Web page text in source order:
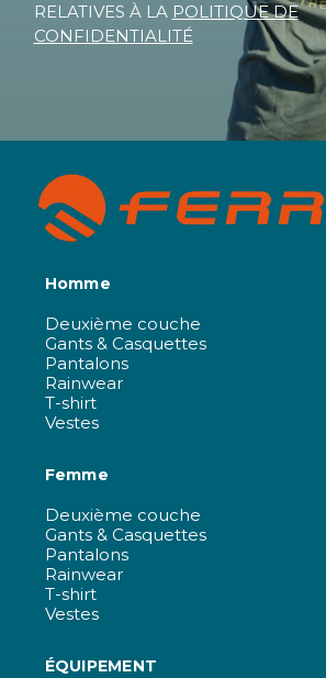
RELATIVES À LA POLITIQUE DE
CONFIDENTIALITÉ
Homme
Deuxième couche
Gants & Casquettes
Pantalons
Rainwear
T-shirt
Vestes
Femme
Deuxième couche
Gants & Casquettes
Pantalons
Rainwear
T-shirt
Vestes
ÉQUIPEMENT